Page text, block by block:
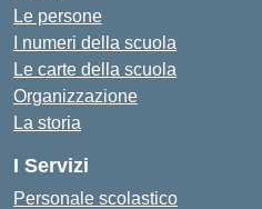
Le persone
I numeri della scuola
Le carte della scuola
Organizzazione
La storia
I Servizi
Personale scolastico